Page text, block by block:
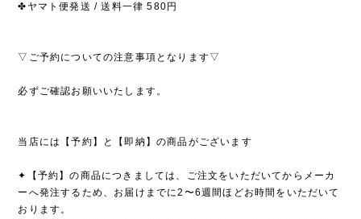
✤ヤマト便発送 / 送料一律 580円
▽ご予約についての注意事項となります▽
必ずご確認お願いいたします。
当店には【予約】と【即納】の商品がございます
✦【予約】の商品につきましては、ご注文をいただいてからメーカ
ーへ発注するため、お届けまでに2〜6週間ほどお時間をいただいて
おります。